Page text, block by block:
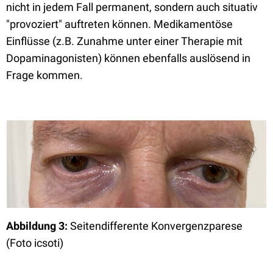
nicht in jedem Fall permanent, sondern auch situativ
"provoziert" auftreten können. Medikamentöse
Einflüsse (z.B. Zunahme unter einer Therapie mit
Dopaminagonisten) können ebenfalls auslösend in
Frage kommen.
Abbildung 3: Seitendifferente Konvergenzparese
(Foto icsoti)